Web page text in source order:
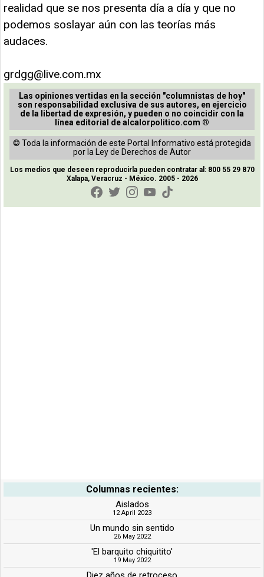
realidad que se nos presenta día a día y que no
podemos soslayar aún con las teorías más
audaces.
grdgg@live.com.mx
Las opiniones vertidas en la sección "columnistas de hoy"
son responsabilidad exclusiva de sus autores, en ejercicio
de la libertad de expresión, y pueden o no coincidir con la
línea editorial de alcalorpolitico.com ®
© Toda la información de este Portal Informativo está protegida
por la Ley de Derechos de Autor
Los medios que deseen reproducirla pueden contratar al: 800 55 29 870
Xalapa, Veracruz - México. 2005 - 2026
Columnas recientes:
Aislados
12 April 2023
Un mundo sin sentido
26 May 2022
'El barquito chiquitito'
19 May 2022